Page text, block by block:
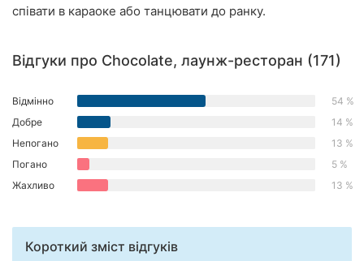
Запоріжжя
Кривий
Миколаїв
співати в караоке або танцювати до ранку.
Відгуки про Chocolate, лаунж-ресторан (171)
Відмінно
54 %
Добре
14 %
Непогано
13 %
Погано
5 %
Жахливо
13 %
Короткий зміст відгуків